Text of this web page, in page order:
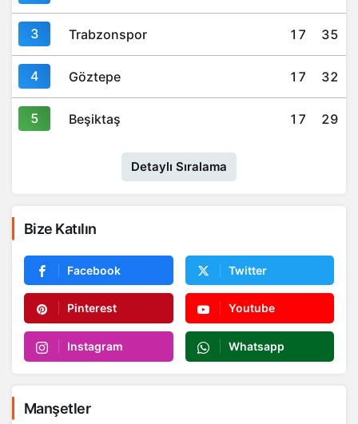
2 Fenerbahçe 17 39
3 Trabzonspor 17 35
4 Göztepe 17 32
5
Detaylı Sıralama
Facebook Twitter
Pinterest Youtube
Instagram Whatsapp